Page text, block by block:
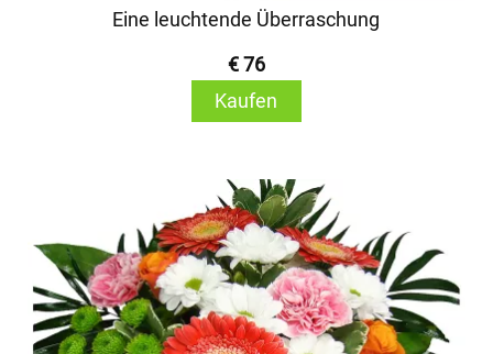
Eine leuchtende Überraschung
€ 76
Kaufen